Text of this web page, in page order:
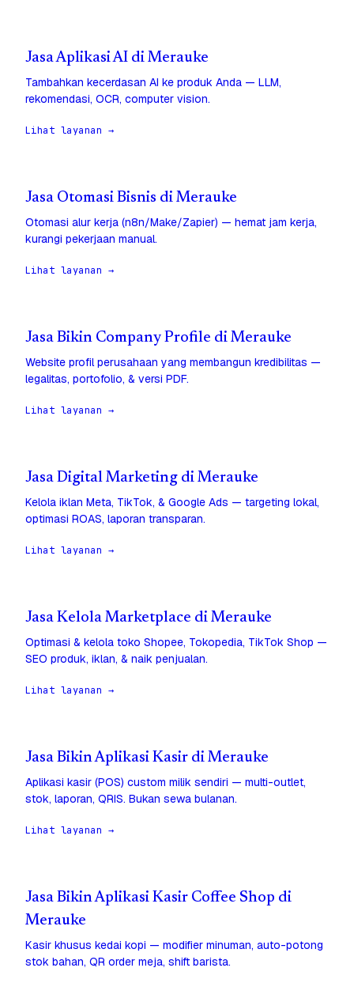
Jasa Aplikasi AI di Merauke
Tambahkan kecerdasan AI ke produk Anda — LLM,
rekomendasi, OCR, computer vision.
Lihat layanan →
Jasa Otomasi Bisnis di Merauke
Otomasi alur kerja (n8n/Make/Zapier) — hemat jam kerja,
kurangi pekerjaan manual.
Lihat layanan →
Jasa Bikin Company Profile di Merauke
Website profil perusahaan yang membangun kredibilitas —
legalitas, portofolio, & versi PDF.
Lihat layanan →
Jasa Digital Marketing di Merauke
Kelola iklan Meta, TikTok, & Google Ads — targeting lokal,
optimasi ROAS, laporan transparan.
Lihat layanan →
Jasa Kelola Marketplace di Merauke
Optimasi & kelola toko Shopee, Tokopedia, TikTok Shop —
SEO produk, iklan, & naik penjualan.
Lihat layanan →
Jasa Bikin Aplikasi Kasir di Merauke
Aplikasi kasir (POS) custom milik sendiri — multi-outlet,
stok, laporan, QRIS. Bukan sewa bulanan.
Lihat layanan →
Jasa Bikin Aplikasi Kasir Coffee Shop di
Merauke
Kasir khusus kedai kopi — modifier minuman, auto-potong
stok bahan, QR order meja, shift barista.